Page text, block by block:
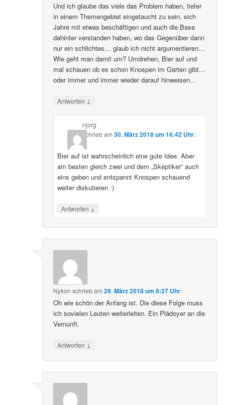
Und ich glaube das viele das Problem haben, tiefer
in einem Themengebiet eingetaucht zu sein, sich
Jahre mit etwas beschäftigen und auch die Base
dahinter verstanden haben, wo das Gegenüber dann
nur ein schlichtes… glaub ich nicht argumentieren…
Wie geht man damit um? Umdrehen, Bier auf und
mal schauen ob es schon Knospen im Garten gibt…
oder immer und immer wieder darauf hinweisen…
Antworten ↓
njorg
schriebam 30. März 2018 um 16:42 Uhr:
Bier auf ist wahrscheinlich eine gute Idee. Aber
am besten gleich zwei und dem „Skeptiker“ auch
eins geben und entspannt Knospen schauend
weiter diskutieren :)
Antworten ↓
Nykon schriebam29. März 2018 um 8:27 Uhr:
Oh wie schön der Anfang ist. Die diese Folge muss
ich sovielen Leuten weiterleiten. Ein Plädoyer an die
Vernunft.
Antworten ↓